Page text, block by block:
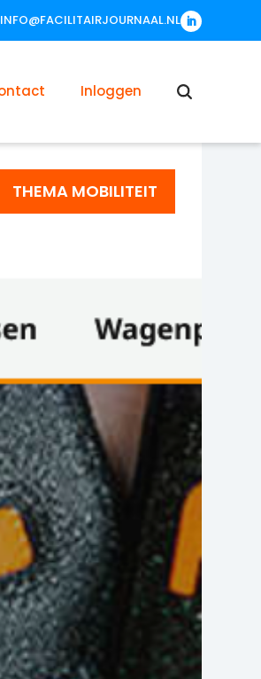
INFO@FACILITAIRJOURNAAL.NL
Inloggen
THEMA MOBILITEIT